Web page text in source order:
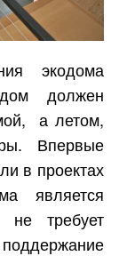
экодома
должен
а летом,
Впервые
в проектах
является
не требует